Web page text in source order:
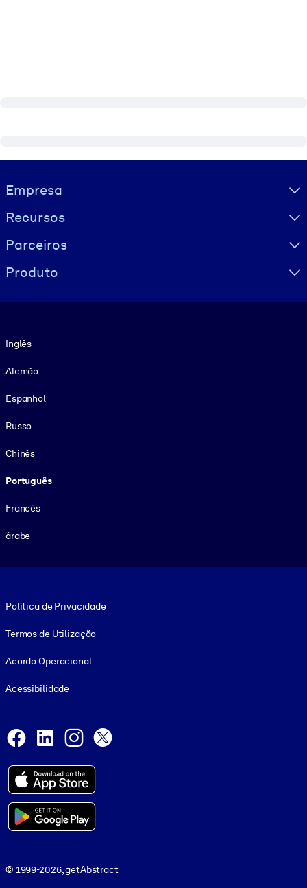
Visually hidden Text
Empresa
Recursos
Parceiros
Produto
Inglês
Alemão
Espanhol
Russo
Chinês
Português
Francês
árabe
Política de Privacidade
Termos de Utilização
Acordo Operacional
Acessibilidade
Facebook
LinkedInInstagram
© 1999-2026, getAbstract